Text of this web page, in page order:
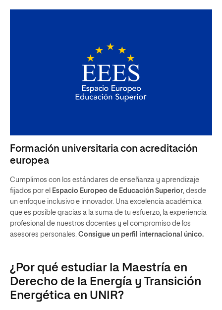
Formación universitaria con acreditación
europea
Cumplimos con los estándares de enseñanza y aprendizaje
fijados por el Espacio Europeo de Educación Superior, desde
un enfoque inclusivo e innovador. Una excelencia académica
que es posible gracias a la suma de tu esfuerzo, la experiencia
profesional de nuestros docentes y el compromiso de los
asesores personales. Consigue un perfil internacional único.
¿Por qué estudiar la Maestría en
Derecho de la Energía y Transición
Energética en UNIR?